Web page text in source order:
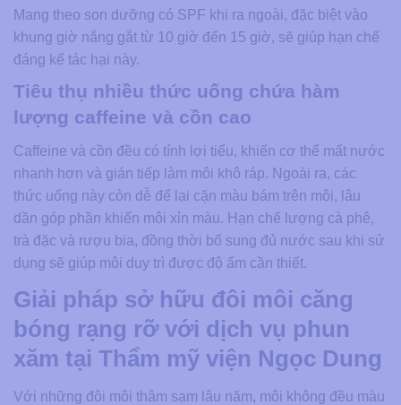
Mang theo son dưỡng có SPF khi ra ngoài, đặc biệt vào
khung giờ nắng gắt từ 10 giờ đến 15 giờ, sẽ giúp hạn chế
đáng kể tác hại này.
Tiêu thụ nhiều thức uống chứa hàm
lượng caffeine và cồn cao
Caffeine và cồn đều có tính lợi tiểu, khiến cơ thể mất nước
nhanh hơn và gián tiếp làm môi khô ráp. Ngoài ra, các
thức uống này còn dễ để lại cặn màu bám trên môi, lâu
dần góp phần khiến môi xỉn màu. Hạn chế lượng cà phê,
trà đặc và rượu bia, đồng thời bổ sung đủ nước sau khi sử
dụng sẽ giúp môi duy trì được độ ẩm cần thiết.
Giải pháp sở hữu đôi môi căng
bóng rạng rỡ với dịch vụ phun
xăm tại Thẩm mỹ viện Ngọc Dung
Với những đôi môi thâm sạm lâu năm, môi không đều màu